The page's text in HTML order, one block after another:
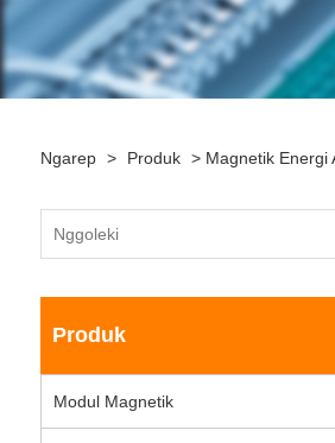
Ngarep > Produk > Magnetik Energi
Produk
Modul Magnetik